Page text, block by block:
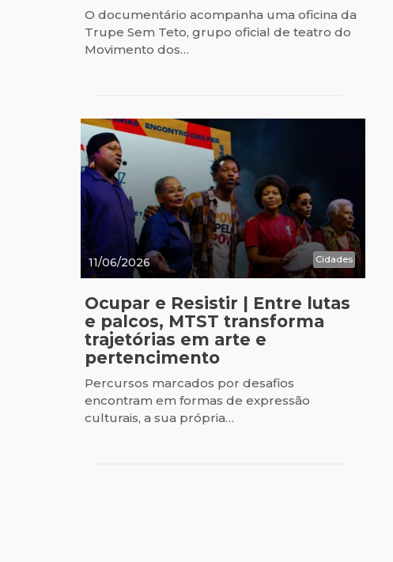
O documentário acompanha uma oficina da
Trupe Sem Teto, grupo oficial de teatro do
Movimento dos…
11/06/2026 Cidades
Ocupar e Resistir | Entre lutas
e palcos, MTST transforma
trajetórias em arte e
pertencimento
Percursos marcados por desafios
encontram em formas de expressão
culturais, a sua própria…